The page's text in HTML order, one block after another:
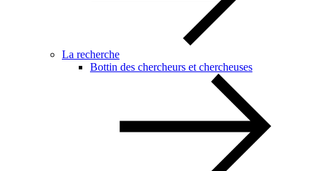
La recherche
Bottin des chercheurs et chercheuses